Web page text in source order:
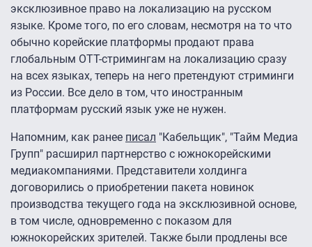
эксклюзивное право на локализацию на русском
языке. Кроме того, по его словам, несмотря на то что
обычно корейские платформы продают права
глобальным OTT-стримингам на локализацию сразу
на всех языках, теперь на него претендуют стриминги
из России. Все дело в том, что иностранным
платформам русский язык уже не нужен.
Напомним, как ранее писал "Кабельщик", "Тайм Медиа
Групп" расширил партнерство с южнокорейскими
медиакомпаниями. Представители холдинга
договорились о приобретении пакета новинок
производства текущего года на эксклюзивной основе,
в том числе, одновременно с показом для
южнокорейских зрителей. Также были продлены все